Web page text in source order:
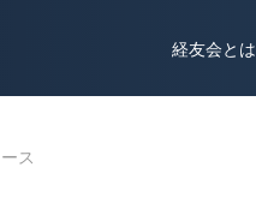
経友会とは
ス